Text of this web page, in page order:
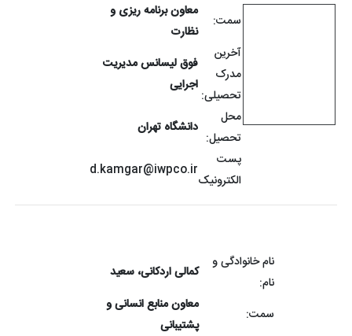
سمت:
معاون برنامه ریزی و
نظارت
آخرین
مدرک
تحصیلی:
فوق لیسانس مدیریت
اجرایی
محل
تحصیل:
دانشگاه تهران
پست
الکترونیک
d.kamgar@iwpco.ir
نام خانوادگی و
نام:
کمالی اردکانی، سعید
سمت:
معاون منابع انسانی و
پشتیبانی